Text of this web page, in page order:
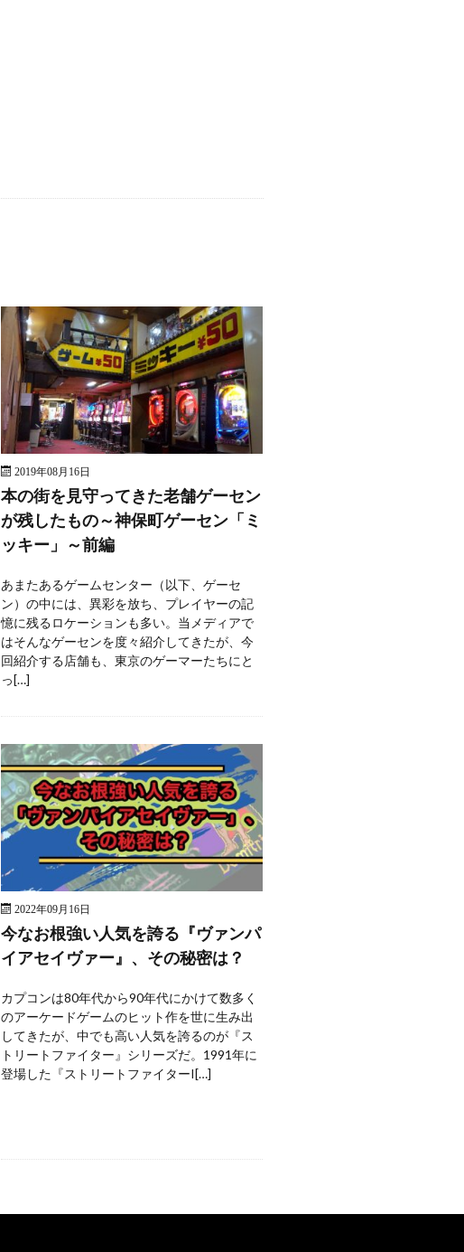
2019年08月16日
本の街を見守ってきた老舗ゲーセン
が残したもの～神保町ゲーセン「ミ
ッキー」～前編
あまたあるゲームセンター（以下、ゲーセ
ン）の中には、異彩を放ち、プレイヤーの記
憶に残るロケーションも多い。当メディアで
はそんなゲーセンを度々紹介してきたが、今
回紹介する店舗も、東京のゲーマーたちにと
っ[…]
2022年09月16日
今なお根強い人気を誇る『ヴァンパ
イアセイヴァー』、その秘密は？
カプコンは80年代から90年代にかけて数多く
のアーケードゲームのヒット作を世に生み出
してきたが、中でも高い人気を誇るのが『ス
トリートファイター』シリーズだ。1991年に
登場した『ストリートファイターI[…]